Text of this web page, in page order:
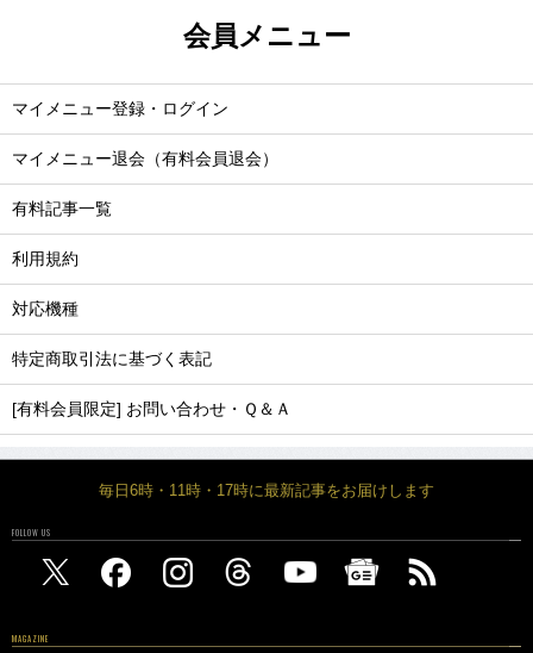
会員メニュー
マイメニュー登録・ログイン
マイメニュー退会（有料会員退会）
有料記事一覧
利用規約
対応機種
特定商取引法に基づく表記
[有料会員限定] お問い合わせ・Ｑ＆Ａ
毎日6時・11時・17時に最新記事をお届けします
FOLLOW US
MAGAZINE